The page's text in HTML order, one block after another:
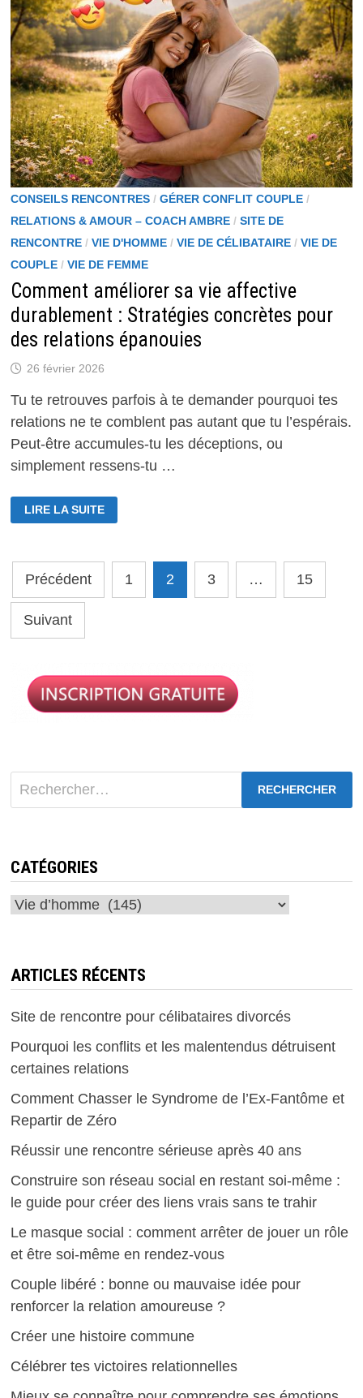
CONSEILS RENCONTRES/ GÉRER CONFLIT COUPLE/
RELATIONS & AMOUR – COACH AMBRE/ SITE DE
RENCONTRE/ VIE D'HOMME/ VIE DE CÉLIBATAIRE/ VIE DE
COUPLE/ VIE DE FEMME
Comment améliorer sa vie affective
durablement : Stratégies concrètes pour
des relations épanouies
26 février 2026
Tu te retrouves parfois à te demander pourquoi tes
relations ne te comblent pas autant que tu l’espérais.
Peut-être accumules-tu les déceptions, ou
simplement ressens-tu …
COMMENT
AMÉLIORER
SA
DURABLEMENT
:
STRATÉGIES
CONCRÈTES
POUR
DES
RELATIONS
ÉPANOUIES
LIRE LA SUITE
Pagination
des
publications
Précédent 1 2 3 … 15
Suivant
Rechercher :
CATÉGORIES
Catégories
ARTICLES RÉCENTS
Site de rencontre pour célibataires divorcés
Pourquoi les conflits et les malentendus détruisent
certaines relations
Comment Chasser le Syndrome de l’Ex-Fantôme et
Repartir de Zéro
Réussir une rencontre sérieuse après 40 ans
Construire son réseau social en restant soi-même :
le guide pour créer des liens vrais sans te trahir
Le masque social : comment arrêter de jouer un rôle
et être soi-même en rendez-vous
Couple libéré : bonne ou mauvaise idée pour
renforcer la relation amoureuse ?
Créer une histoire commune
Célébrer tes victoires relationnelles